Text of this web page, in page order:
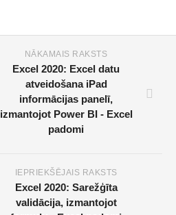
NĀKAMAIS RAKSTS
Excel 2020: Excel datu
atveidošana iPad
informācijas panelī,
izmantojot Power BI - Excel
padomi
IEPRIEKŠĒJAIS RAKSTS
Excel 2020: Sarežģīta
validācija, izmantojot